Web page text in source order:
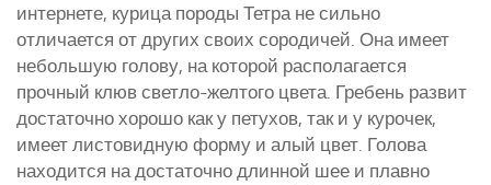
интернете, курица породы Тетра не сильно
отличается от других своих сородичей. Она имеет
небольшую голову, на которой располагается
прочный клюв светло-желтого цвета. Гребень развит
достаточно хорошо как у петухов, так и у курочек,
имеет листовидную форму и алый цвет. Голова
находится на достаточно длинной шее и плавно